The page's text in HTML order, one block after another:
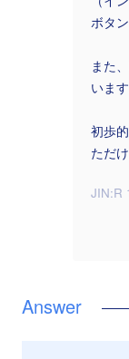
ボタ
また
います
初歩
ただ
JIN:R